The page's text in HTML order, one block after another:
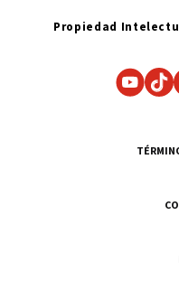
Propiedad